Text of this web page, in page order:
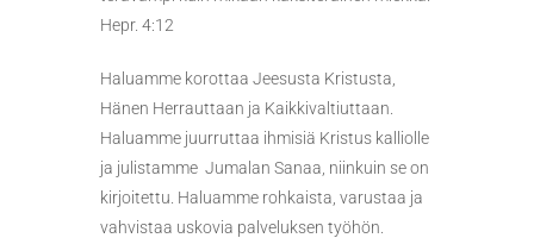
Hepr. 4:12
Haluamme korottaa Jeesusta Kristusta,
Hänen Herrauttaan ja Kaikkivaltiuttaan.
Haluamme juurruttaa ihmisiä Kristus kalliolle
ja julistamme Jumalan Sanaa, niinkuin se on
kirjoitettu. Haluamme rohkaista, varustaa ja
vahvistaa uskovia palveluksen työhön.